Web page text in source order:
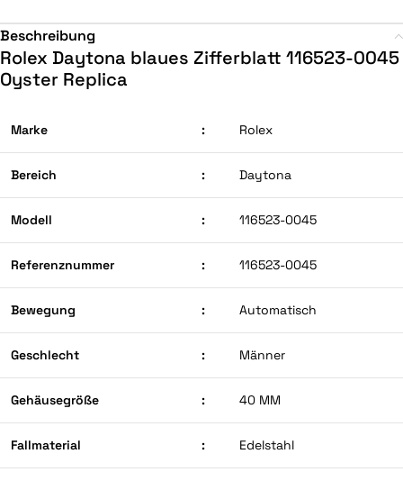
Beschreibung
Rolex Daytona blaues Zifferblatt 116523-0045
Oyster Replica
Marke : Rolex
Bereich : Daytona
Modell : 116523-0045
Referenznummer : 116523-0045
Bewegung : Automatisch
Geschlecht : Männer
Gehäusegröße : 40 MM
Fallmaterial : Edelstahl